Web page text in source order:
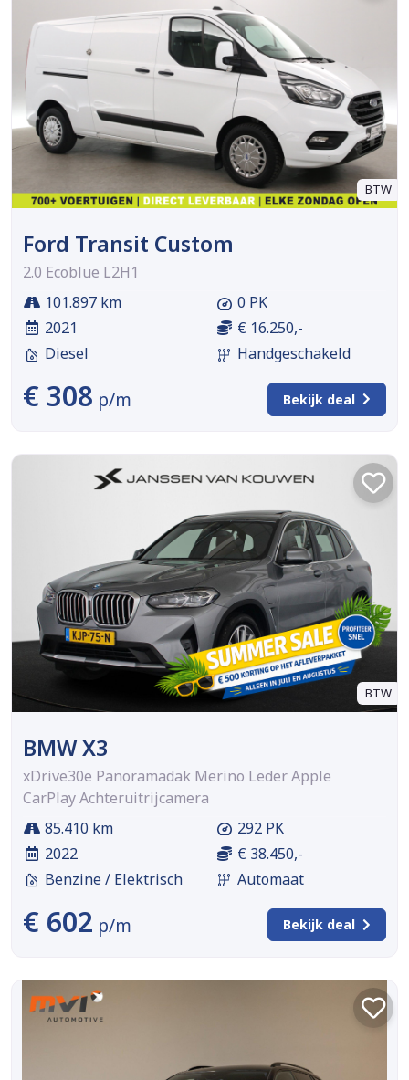
BTW
Ford Transit Custom
2.0 Ecoblue L2H1
101.897 km
2021
Diesel
0 PK
€ 16.250,-
Handgeschakeld
€ 308 p/m Bekijk deal
BTW
BMW X3
xDrive30e Panoramadak Merino Leder Apple
CarPlay Achteruitrijcamera
85.410 km
2022
Benzine / Elektrisch
292 PK
€ 38.450,-
Automaat
€ 602 p/m Bekijk deal